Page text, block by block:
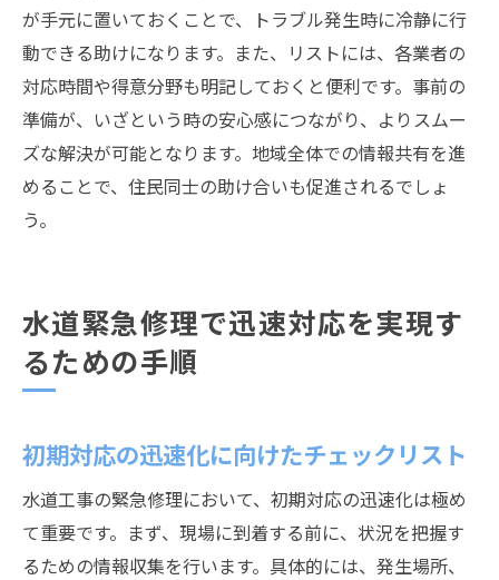
が手元に置いておくことで、トラブル発生時に冷静に行
動できる助けになります。また、リストには、各業者の
対応時間や得意分野も明記しておくと便利です。事前の
準備が、いざという時の安心感につながり、よりスムー
ズな解決が可能となります。地域全体での情報共有を進
めることで、住民同士の助け合いも促進されるでしょ
う。
水道緊急修理で迅速対応を実現す
るための手順
初期対応の迅速化に向けたチェックリスト
水道工事の緊急修理において、初期対応の迅速化は極め
て重要です。まず、現場に到着する前に、状況を把握す
るための情報収集を行います。具体的には、発生場所、